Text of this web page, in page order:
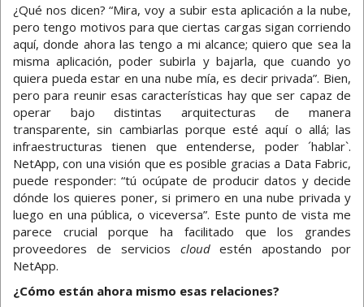
¿Qué nos dicen? “Mira, voy a subir esta aplicación a la nube,
pero tengo motivos para que ciertas cargas sigan corriendo
aquí, donde ahora las tengo a mi alcance; quiero que sea la
misma aplicación, poder subirla y bajarla, que cuando yo
quiera pueda estar en una nube mía, es decir privada”. Bien,
pero para reunir esas características hay que ser capaz de
operar bajo distintas arquitecturas de manera
transparente, sin cambiarlas porque esté aquí o allá; las
infraestructuras tienen que entenderse, poder ´hablar`.
NetApp, con una visión que es posible gracias a Data Fabric,
puede responder: “tú ocúpate de producir datos y decide
dónde los quieres poner, si primero en una nube privada y
luego en una pública, o viceversa”. Este punto de vista me
parece crucial porque ha facilitado que los grandes
proveedores de servicios cloudestén apostando por
NetApp.
¿Cómo están ahora mismo esas relaciones?